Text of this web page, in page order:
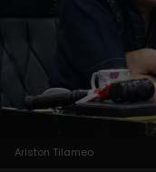
Ariston Tilameo